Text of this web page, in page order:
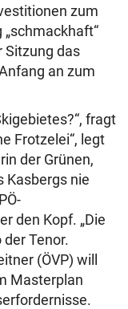
zum
Sitzung das
an zum
fragt
Frotzelei“, legt
der Grünen,
Kasbergs nie
den Kopf. „Die
der Tenor.
(ÖVP) will
Masterplan